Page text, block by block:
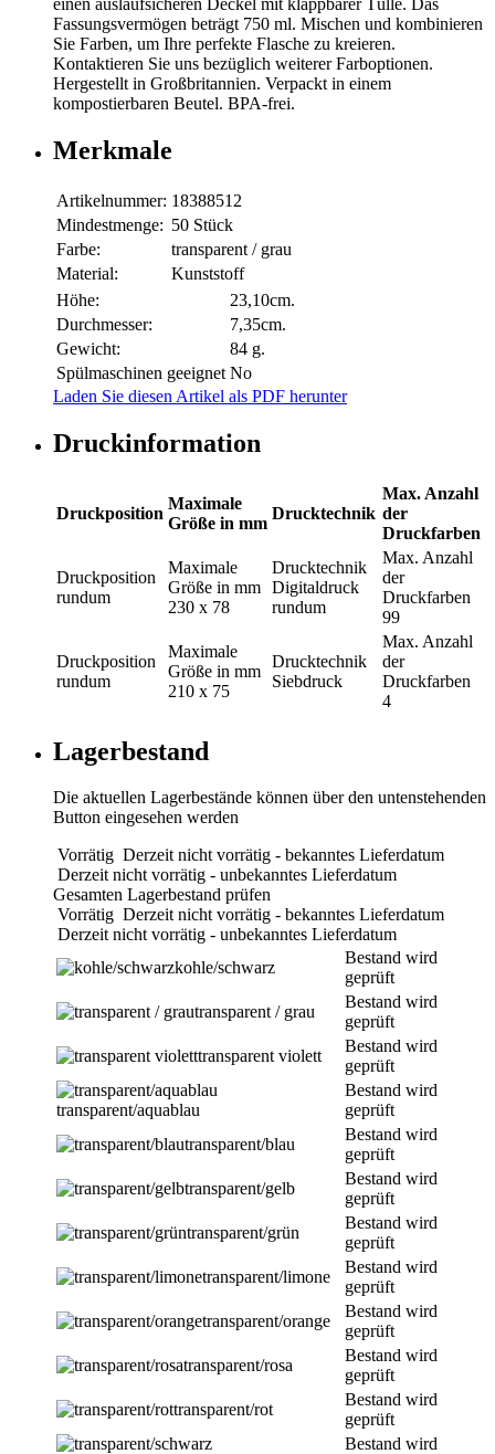
einen auslaufsicheren Deckel mit klappbarer Tülle. Das
Fassungsvermögen beträgt 750 ml. Mischen und kombinieren
Sie Farben, um Ihre perfekte Flasche zu kreieren.
Kontaktieren Sie uns bezüglich weiterer Farboptionen.
Hergestellt in Großbritannien. Verpackt in einem
kompostierbaren Beutel. BPA-frei.
Merkmale
Artikelnummer: 18388512
Mindestmenge: 50 Stück
Farbe:
transparent / grau
Material:
Kunststoff
Höhe:
23,10cm.
Durchmesser:
7,35cm.
Gewicht:
84 g.
Spülmaschinen geeignet No
Laden Sie diesen Artikel als PDF herunter
Druckinformation
Druckposition
Maximale
Größe in mm
Drucktechnik
Max. Anzahl
der
Druckfarben
Druckposition
rundum
Maximale
Größe in mm
230 x 78
Drucktechnik
Digitaldruck
rundum
Max. Anzahl
der
Druckfarben
99
Druckposition
rundum
Maximale
Größe in mm
210 x 75
Drucktechnik
Siebdruck
Max. Anzahl
der
Druckfarben
4
Lagerbestand
Die aktuellen Lagerbestände können über den untenstehenden
Button eingesehen werden
Vorrätig Derzeit nicht vorrätig - bekanntes Lieferdatum
Derzeit nicht vorrätig - unbekanntes Lieferdatum
Gesamten Lagerbestand prüfen
Vorrätig Derzeit nicht vorrätig - bekanntes Lieferdatum
Derzeit nicht vorrätig - unbekanntes Lieferdatum
kohle/schwarz
Bestand wird
geprüft
transparent / grau
Bestand wird
geprüft
transparent violett
Bestand wird
geprüft
transparent/aquablau
Bestand wird
geprüft
transparent/blau
Bestand wird
geprüft
transparent/gelb
Bestand wird
geprüft
transparent/grün
Bestand wird
geprüft
transparent/limone
Bestand wird
geprüft
transparent/orange
Bestand wird
geprüft
transparent/rosa
Bestand wird
geprüft
transparent/rot
Bestand wird
geprüft
Bestand wird